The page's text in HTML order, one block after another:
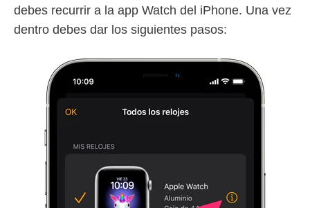
debes recurrir a la app Watch del iPhone. Una vez
dentro debes dar los siguientes pasos: